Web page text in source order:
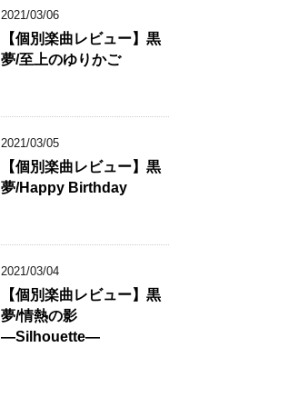
2021/03/06
【個別楽曲レビュー】黒
夢/至上のゆりかご
2021/03/05
【個別楽曲レビュー】黒
夢/Happy Birthday
2021/03/04
【個別楽曲レビュー】黒
夢/情熱の影
―Silhouette―